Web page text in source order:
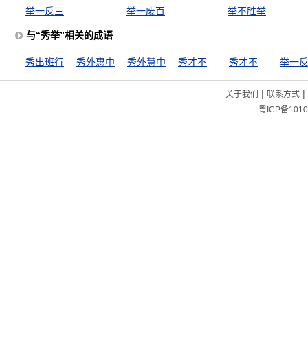
举一反三
举一废百 举不胜举
与“秀举”相关的成语
秀出班行 秀外惠中 秀外慧中 举一
关于我们 | 联系方式|
粤ICP备